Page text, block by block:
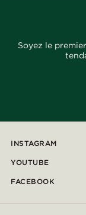
Soyez le
INSTAGRAM
YOUTUBE
FACEBOOK